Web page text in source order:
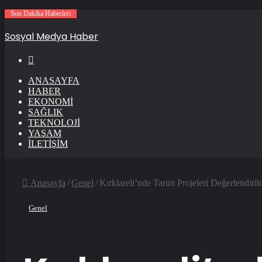
Son Dakika Haberleri
Sosyal Medya Haber
ANASAYFA
HABER
EKONOMI
SAĞLIK
TEKNOLOJI
YAŞAM
İLETIŞIM
Anasayfa / Genel / Kırklareli’nde Tarım Projeleri
Genel